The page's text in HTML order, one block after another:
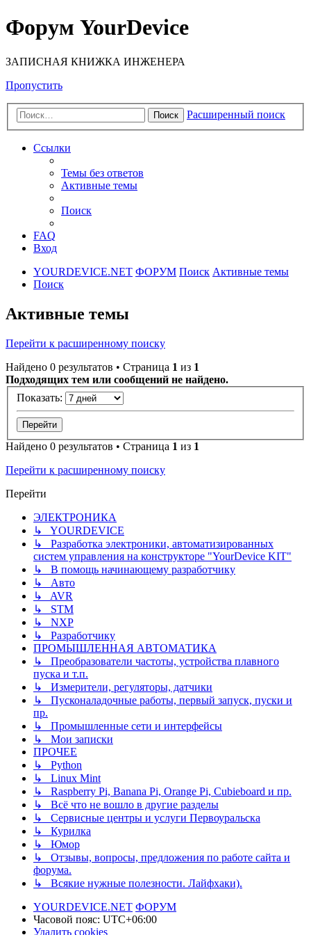
Форум YourDevice
ЗАПИСНАЯ КНИЖКА ИНЖЕНЕРА
Пропустить
Поиск Расширенный поиск
Ссылки
Темы без ответов
Активные темы
Поиск
FAQ
Вход
YOURDEVICE.NET ФОРУМ Поиск Активные темы
Поиск
Активные темы
Перейти к расширенному поиску
Найдено 0 результатов • Страница 1 из 1
Подходящих тем или сообщений не найдено.
Показать:
Найдено 0 результатов • Страница 1 из 1
Перейти к расширенному поиску
Перейти
ЭЛЕКТРОНИКА
↳ YOURDEVICE
↳ Разработка электроники, автоматизированных
систем управления на конструкторе "YourDevice KIT"
↳ В помощь начинающему разработчику
↳ Авто
↳ AVR
↳ STM
↳ NXP
↳ Разработчику
ПРОМЫШЛЕННАЯ АВТОМАТИКА
↳ Преобразователи частоты, устройства плавного
пуска и т.п.
↳ Измерители, регуляторы, датчики
↳ Пусконаладочные работы, первый запуск, пуски и
пр.
↳ Промышленные сети и интерфейсы
↳ Мои записки
ПРОЧЕЕ
↳ Python
↳ Linux Mint
↳ Raspberry Pi, Banana Pi, Orange Pi, Cubieboard и пр.
↳ Всё что не вошло в другие разделы
↳ Сервисные центры и услуги Первоуральска
↳ Курилка
↳ Юмор
↳ Отзывы, вопросы, предложения по работе сайта и
форума.
↳ Всякие нужные полезности. Лайфхаки).
YOURDEVICE.NET ФОРУМ
Часовой пояс: UTC+06:00
Удалить cookies